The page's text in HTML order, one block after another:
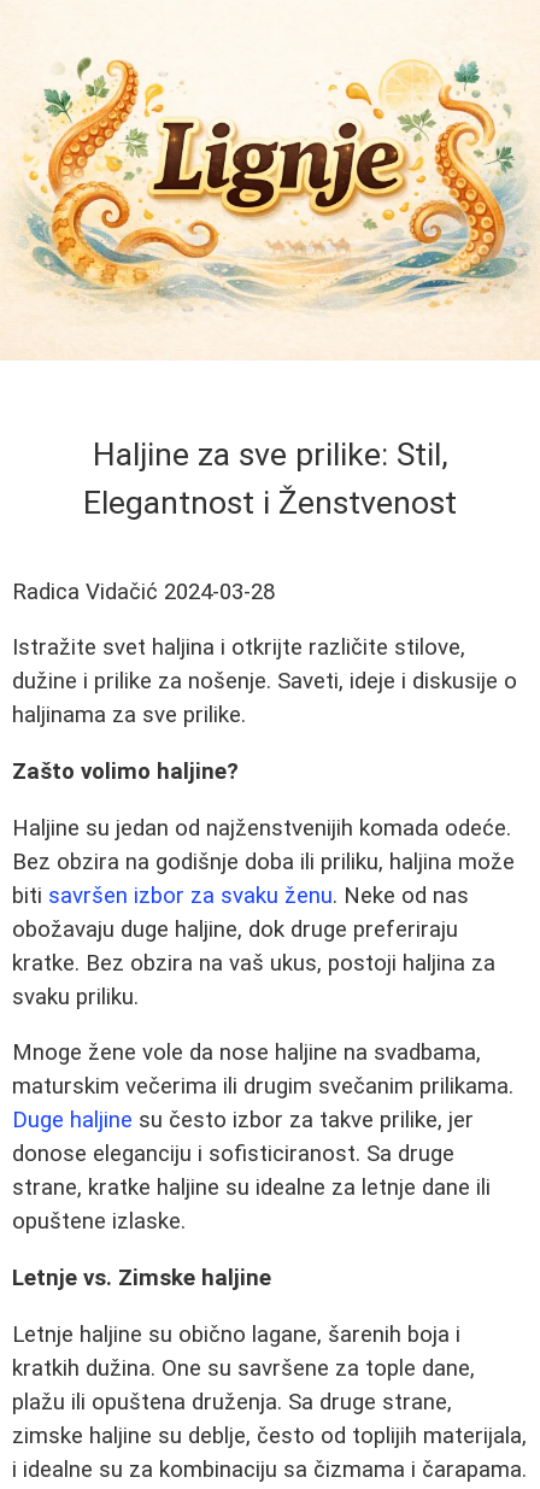
Haljine za sve prilike: Stil,
Elegantnost i Ženstvenost
Radica Vidačić 2024-03-28
Istražite svet haljina i otkrijte različite stilove,
dužine i prilike za nošenje. Saveti, ideje i diskusije o
haljinama za sve prilike.
Zašto volimo haljine?
Haljine su jedan od najženstvenijih komada odeće.
Bez obzira na godišnje doba ili priliku, haljina može
biti savršen izbor za svaku ženu. Neke od nas
obožavaju duge haljine, dok druge preferiraju
kratke. Bez obzira na vaš ukus, postoji haljina za
svaku priliku.
Mnoge žene vole da nose haljine na svadbama,
maturskim večerima ili drugim svečanim prilikama.
Duge haljine su često izbor za takve prilike, jer
donose eleganciju i sofisticiranost. Sa druge
strane, kratke haljine su idealne za letnje dane ili
opuštene izlaske.
Letnje vs. Zimske haljine
Letnje haljine su obično lagane, šarenih boja i
kratkih dužina. One su savršene za tople dane,
plažu ili opuštena druženja. Sa druge strane,
zimske haljine su deblje, često od toplijih materijala,
i idealne su za kombinaciju sa čizmama i čarapama.